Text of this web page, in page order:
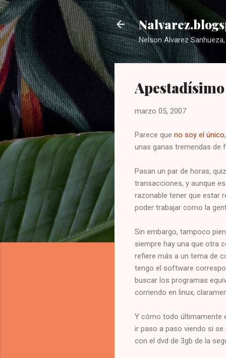
Nelson Alvarez
marzo 05, 2007
Parece que no soy el único
unas ganas tremendas de
Pasan un par de horas,
transacciones, y aunque
razonable tener que estar
poder trabajar como la
Sin embargo, tampoco
siempre hay una que otra
refiere más a un tema de
tengo el software
buscar los programas
corriendo en linux,
Y cómo todo últimamente
ir paso a paso viendo si
con el dvd de 3gb de la